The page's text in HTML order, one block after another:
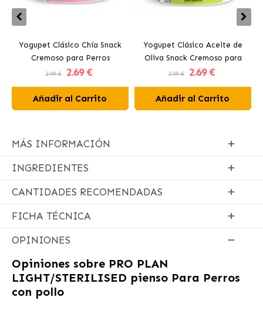
Yogupet Clásico Chía Snack
Cremoso para Perros
2.99 € 2.69 €
Añadir al Carrito
Yogupet Clásico Aceite de
Oliva Snack Cremoso para
Perros
2.99 € 2.69 €
Añadir al Carrito
MÁS INFORMACIÓN
INGREDIENTES
CANTIDADES RECOMENDADAS
FICHA TÉCNICA
OPINIONES
Opiniones sobre PRO PLAN
LIGHT/STERILISED pienso Para Perros
con pollo